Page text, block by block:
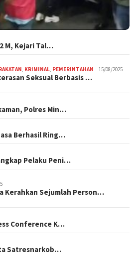
M, Kejari Tal…
, KRIMINAL, PEMERINTAHAN 15/08/2025
Seksual Berbasis …
Polres Min…
Berhasil Ring…
Pelaku Peni…
Kerahkan Sejumlah Person…
Conference K…
Satresnarkob…